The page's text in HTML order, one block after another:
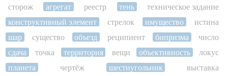
сторож
агрегат реестр тень
техническое задание
конструктивный элемент
стрелок имущество
истина
шар
существо объезд реципиент бипризма
число
сдача
точка территория вещи объективность
локус
планета
чертёж шестиугольник
выставка